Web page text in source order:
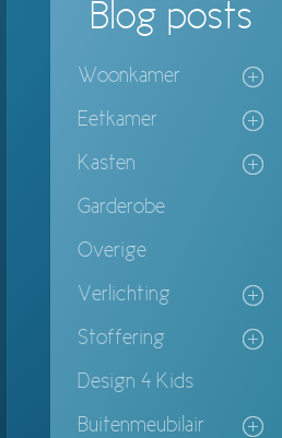
Blog posts
Woonkamer
Eetkamer
Kasten
Garderobe
Overige
Verlichting
Stoffering
Design 4 Kids
Buitenmeubilair